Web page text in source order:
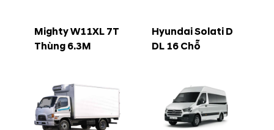
Mighty W11XL 7T
Thùng 6.3M
Hyundai Solati D
DL 16 Chỗ